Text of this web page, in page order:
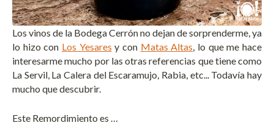
Los vinos de la Bodega Cerrón no dejan de sorprenderme, ya
lo hizo con Los Yesares y con Matas Altas, lo que me hace
interesarme mucho por las otras referencias que tiene como
La Servil, La Calera del Escaramujo, Rabia, etc... Todavía hay
mucho que descubrir.
Este Remordimiento es …